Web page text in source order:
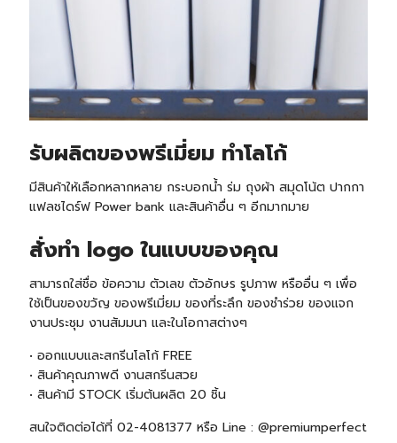
รับผลิตของพรีเมี่ยม ทำโลโก้
มีสินค้าให้เลือกหลากหลาย กระบอกน้ำ ร่ม ถุงผ้า สมุดโน้ต ปากกา
แฟลชไดร์ฟ Power bank และสินค้าอื่น ๆ อีกมากมาย
สั่งทำ logo ในแบบของคุณ
สามารถใส่ชื่อ ข้อความ ตัวเลข ตัวอักษร รูปภาพ หรืออื่น ๆ เพื่อ
ใช้เป็นของขวัญ ของพรีเมี่ยม ของที่ระลึก ของชำร่วย ของแจก
งานประชุม งานสัมมนา และในโอกาสต่างๆ
• ออกแบบและสกรีนโลโก้ FREE
• สินค้าคุณภาพดี งานสกรีนสวย
• สินค้ามี STOCK เริ่มต้นผลิต 20 ชิ้น
สนใจติดต่อได้ที่ 02-4081377 หรือ Line : @premiumperfect